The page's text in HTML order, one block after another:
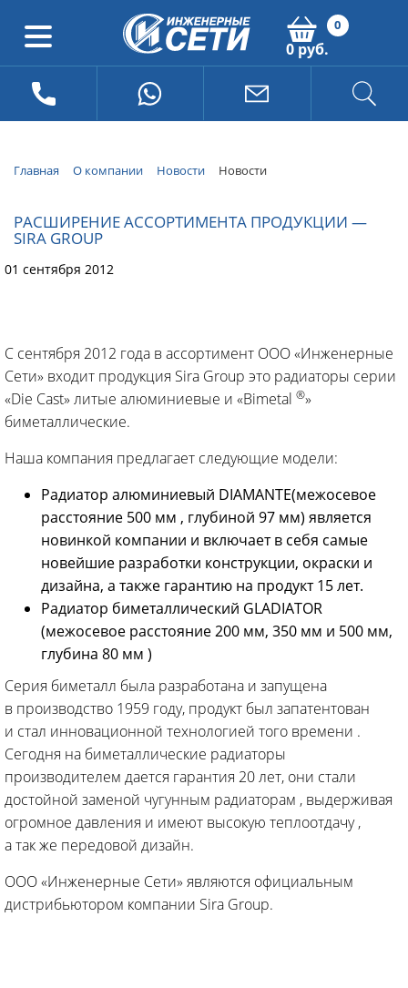
0
0 руб.
Главная О компании Новости Новости
РАСШИРЕНИЕ АССОРТИМЕНТА ПРОДУКЦИИ —
SIRA GROUP
01 сентября 2012
С сентября 2012 года в ассортимент ООО «Инженерные
Сети» входит продукция Sira Group это радиаторы серии
«Die Cast» литые алюминиевые и «Bimetal ®»
биметаллические.
Наша компания предлагает следующие модели:
Радиатор алюминиевый DIAMANTE(межосевое
расстояние 500 мм , глубиной 97 мм) является
новинкой компании и включает в себя самые
новейшие разработки конструкции, окраски и
дизайна, а также гарантию на продукт 15 лет.
Радиатор биметаллический GLADIATOR
(межосевое расстояние 200 мм, 350 мм и 500 мм,
глубина 80 мм )
Серия биметалл была разработана и запущена
в производство 1959 году, продукт был запатентован
и стал инновационной технологией того времени .
Сегодня на биметаллические радиаторы
производителем дается гарантия 20 лет, они стали
достойной заменой чугунным радиаторам , выдерживая
огромное давления и имеют высокую теплоотдачу ,
а так же передовой дизайн.
ООО «Инженерные Сети» являются официальным
дистрибьютором компании Sira Group.